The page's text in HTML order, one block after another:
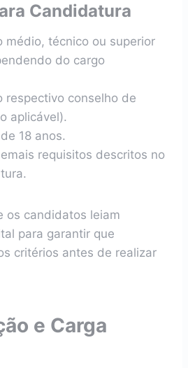
Candidatura
médio, técnico ou superior
do cargo
respectivo conselho de
aplicável).
18 anos.
requisitos descritos no
os candidatos leiam
para garantir que
critérios antes de realizar
e Carga